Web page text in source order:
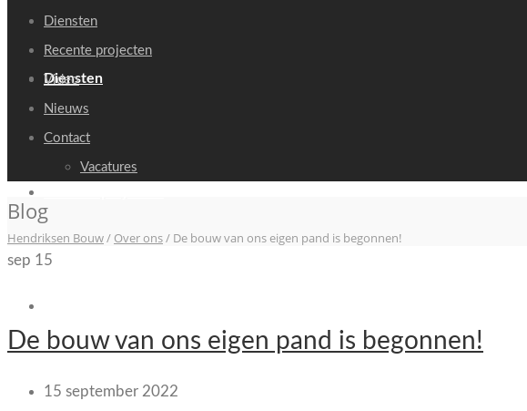
Diensten
Diensten
Recente projecten
Video
Nieuws
Contact
Vacatures
Blog
Hendriksen Bouw/ Over ons/ De bouw van ons eigen pand is begonnen!
sep 15
De bouw van ons eigen pand is begonnen!
15 september 2022